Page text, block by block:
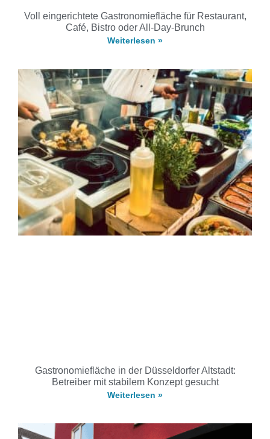
Voll eingerichtete Gastronomiefläche für Restaurant,
Café, Bistro oder All-Day-Brunch
Weiterlesen »
Gastronomiefläche in der Düsseldorfer Altstadt:
Betreiber mit stabilem Konzept gesucht
Weiterlesen »